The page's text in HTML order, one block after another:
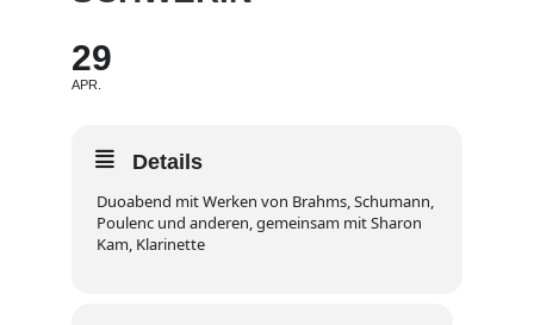
29
APR.
Details
Duoabend mit Werken von Brahms, Schumann,
Poulenc und anderen, gemeinsam mit Sharon
Kam, Klarinette